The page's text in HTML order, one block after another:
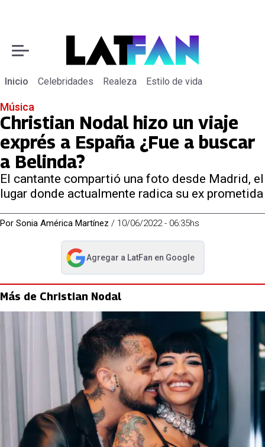
Inicio Celebridades Realeza Estilo de vida
Música
Christian Nodal hizo un viaje
exprés a España ¿Fue a buscar
a Belinda?
El cantante compartió una foto desde Madrid, el
lugar donde actualmente radica su ex prometida
Por Sonia América Martínez / 10/06/2022 - 06:35hs
Agregar a LatFan en Google
abre en nueva pestaña
Más de Christian Nodal